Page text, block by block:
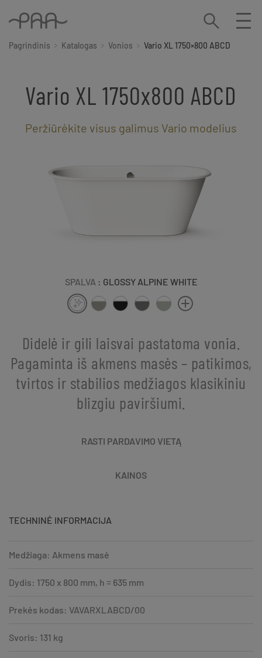
Pagrindinis Katalogas Vonios Vario XL 1750×800 ABCD
Vario XL 1750x800 ABCD
Peržiūrėkite visus galimus Vario modelius
SPALVA : GLOSSY ALPINE WHITE
Didelė ir gili laisvai pastatoma vonia.
Pagaminta iš akmens masės – patikimos,
tvirtos ir stabilios medžiagos klasikiniu
blizgiu paviršiumi.
RASTI PARDAVIMO VIETĄ
KAINOS
TECHNINĖ INFORMACIJA
Medžiaga: Akmens masė
Dydis: 1750 x 800 mm, h = 635 mm
Prekės kodas: VAVARXLABCD/00
Svoris: 131 kg